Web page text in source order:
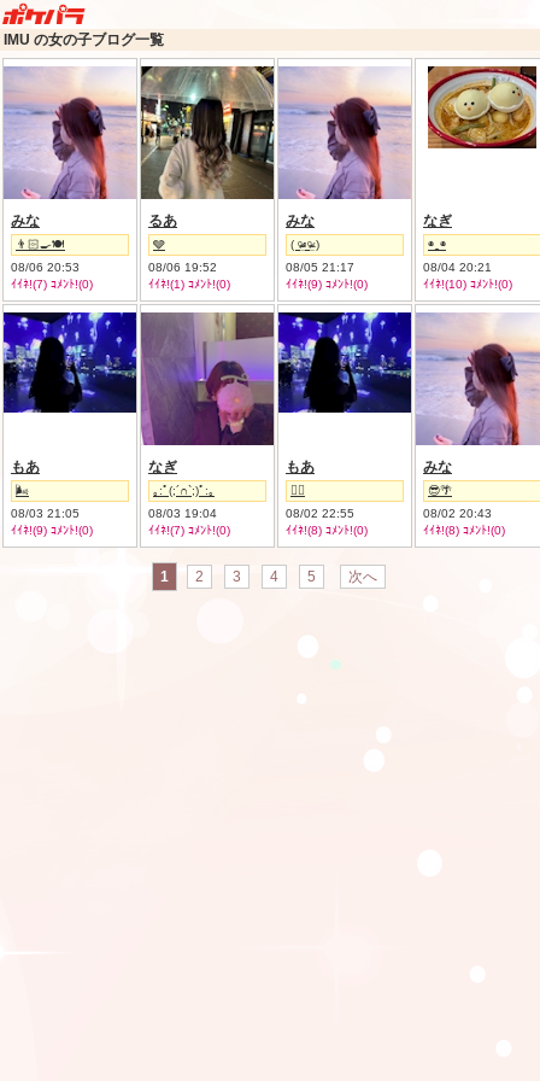
IMU の女の子ブログ一覧
みな
👨🏻‍🍳🍽
08/06 20:53
ｲｲﾈ!(7) ｺﾒﾝﾄ!(0)
るあ
🩶
08/06 19:52
ｲｲﾈ!(1) ｺﾒﾝﾄ!(0)
みな
( ᵒ̴̶̷̤◦ᵒ̴̶̷̤ )
08/05 21:17
ｲｲﾈ!(9) ｺﾒﾝﾄ!(0)
なぎ
◉⁠‿⁠◉
08/04 20:21
ｲｲﾈ!(10) ｺﾒﾝﾄ!(0)
もあ
🌬️
08/03 21:05
ｲｲﾈ!(9) ｺﾒﾝﾄ!(0)
なぎ
｡⁠:ﾟ⁠(⁠;⁠´⁠∩⁠`⁠;⁠)ﾟ⁠:⁠｡
08/03 19:04
ｲｲﾈ!(7) ｺﾒﾝﾄ!(0)
もあ
😶‍🌫️
08/02 22:55
ｲｲﾈ!(8) ｺﾒﾝﾄ!(0)
みな
😎🌴
08/02 20:43
ｲｲﾈ!(8) ｺﾒﾝﾄ!(0)
1 2 3 4 5 次へ